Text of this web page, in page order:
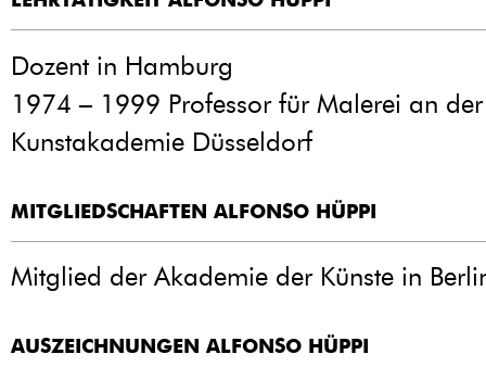
Dozent in Hamburg
1974 – 1999 Professor für Malerei an der
Kunstakademie Düsseldorf
MITGLIEDSCHAFTEN ALFONSO HÜPPI
Mitglied der Akademie der Künste in
AUSZEICHNUNGEN ALFONSO HÜPPI